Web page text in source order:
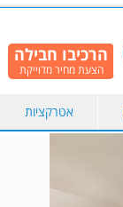
אטרקציות